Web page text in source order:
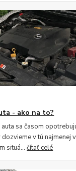
- ako na to?
sa časom
v tú najmenej
situá...čítať celé